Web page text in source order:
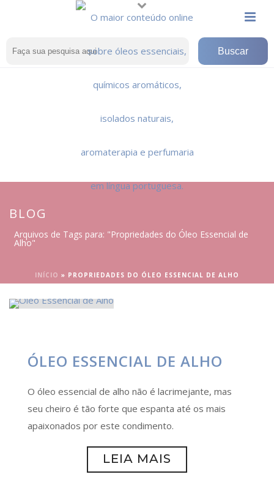
BLOG
Arquivos de Tags para: "Propriedades do Óleo Essencial de
Alho"
INÍCIO » PROPRIEDADES DO ÓLEO ESSENCIAL DE ALHO
ÓLEO ESSENCIAL DE ALHO
O óleo essencial de alho não é lacrimejante, mas
seu cheiro é tão forte que espanta até os mais
apaixonados por este condimento.
LEIA MAIS